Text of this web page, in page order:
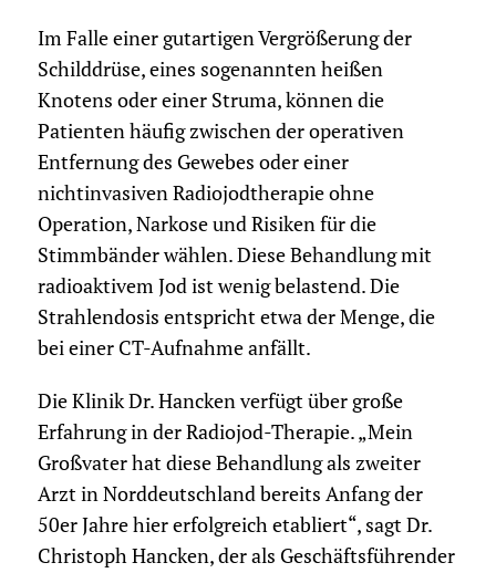
Im Falle einer gutartigen Vergrößerung der
Schilddrüse, eines sogenannten heißen
Knotens oder einer Struma, können die
Patienten häufig zwischen der operativen
Entfernung des Gewebes oder einer
nichtinvasiven Radiojodtherapie ohne
Operation, Narkose und Risiken für die
Stimmbänder wählen. Diese Behandlung mit
radioaktivem Jod ist wenig belastend. Die
Strahlendosis entspricht etwa der Menge, die
bei einer CT-Aufnahme anfällt.
Die Klinik Dr. Hancken verfügt über große
Erfahrung in der Radiojod-Therapie. „Mein
Großvater hat diese Behandlung als zweiter
Arzt in Norddeutschland bereits Anfang der
50er Jahre hier erfolgreich etabliert“, sagt Dr.
Christoph Hancken, der als Geschäftsführender